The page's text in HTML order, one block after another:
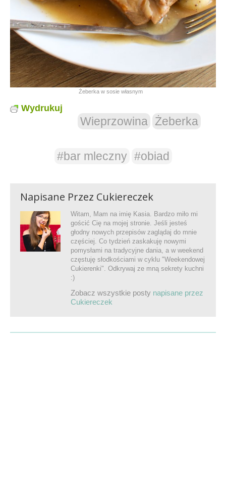
Żeberka w sosie własnym
Wydrukuj
Wieprzowina Żeberka
#bar mleczny #obiad
Napisane Przez Cukiereczek
Witam, Mam na imię Kasia. Bardzo miło mi
gościć Cię na mojej stronie. Jeśli jesteś
głodny nowych przepisów zaglądaj do mnie
częściej. Co tydzień zaskakuję nowymi
pomysłami na tradycyjne dania, a w weekend
częstuję słodkościami w cyklu "Weekendowej
Cukierenki". Odkrywaj ze mną sekrety kuchni
:)
Zobacz wszystkie posty napisane przez
Cukiereczek